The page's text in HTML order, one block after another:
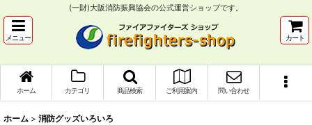
(一財)大阪消防振興協会の公式運営ショップです。
メニュー カート
ホーム カテゴリ 商品検索 ご利用案内 問い合わせ
ホーム > 消防グッズいろいろ